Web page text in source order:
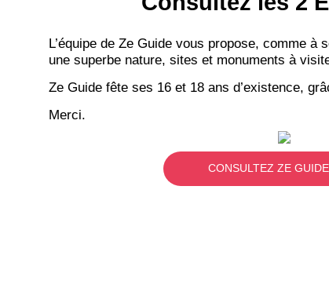
L’équipe de Ze Guide vous propose, comme
une superbe nature, sites et monuments à
Ze Guide fête ses 16 et 18 ans d’existence,
Merci.
CONSULTEZ ZE